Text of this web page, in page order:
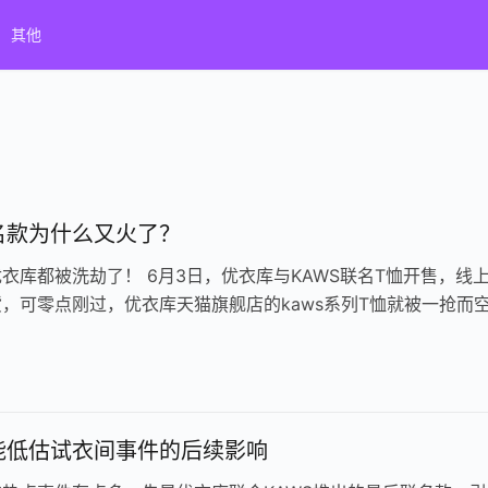
其他
为什么又火了？
库都被洗劫了！ 6月3日，优衣库与KAWS联名T恤开售，线
可零点刚过，优衣库天猫旗舰店的kaws系列T恤就被一抢而
估试衣间事件的后续影响